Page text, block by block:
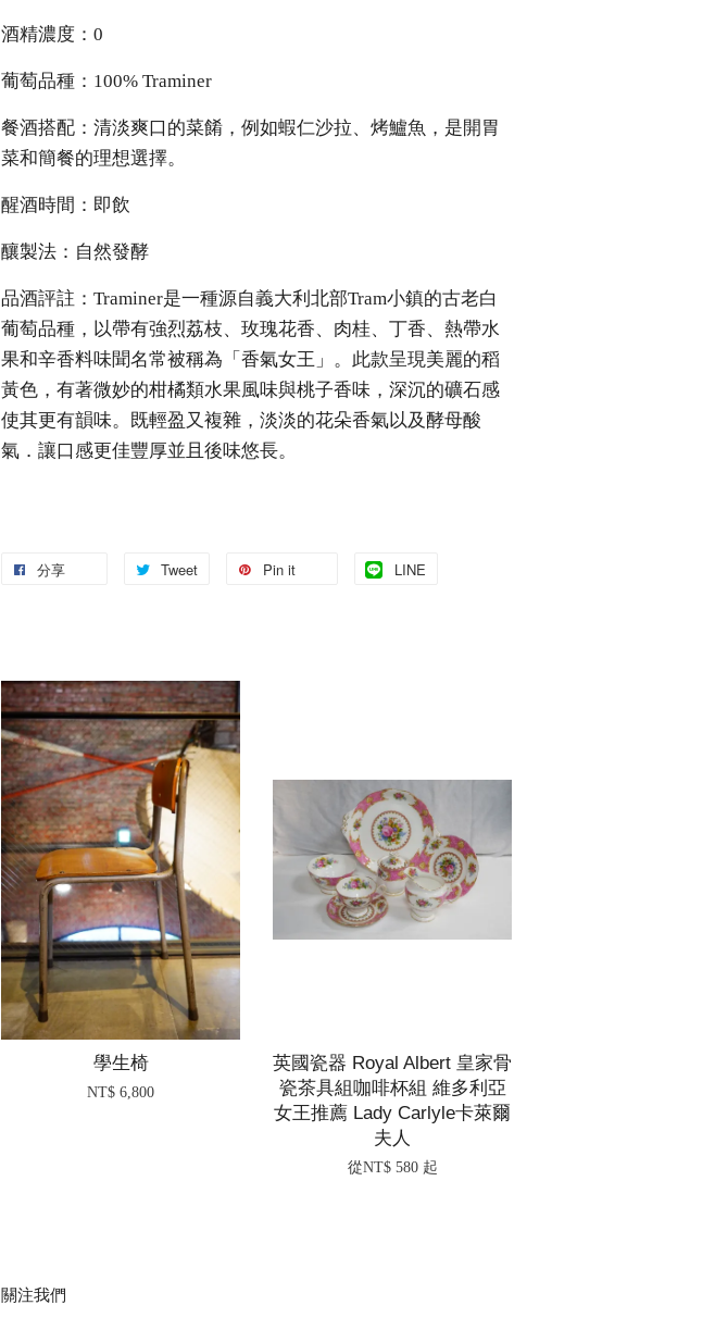
酒精濃度：0
葡萄品種：100% Traminer
餐酒搭配：清淡爽口的菜餚，例如蝦仁沙拉、烤鱸魚，是開胃
菜和簡餐的理想選擇。
醒酒時間：即飲
釀製法：自然發酵
品酒評註：Traminer是一種源自義大利北部Tram小鎮的古老白
葡萄品種，以帶有強烈荔枝、玫瑰花香、肉桂、丁香、熱帶水
果和辛香料味聞名常被稱為「香氣女王」。此款呈現美麗的稻
黃色，有著微妙的柑橘類水果風味與桃子香味，深沉的礦石感
使其更有韻味。既輕盈又複雜，淡淡的花朵香氣以及酵母酸
氣．讓口感更佳豐厚並且後味悠長。
分享 Tweet Pin it LINE
學生椅
NT$ 6,800
英國瓷器 Royal Albert 皇家骨
瓷茶具組咖啡杯組 維多利亞
女王推薦 Lady Carlyle卡萊爾
夫人
從NT$ 580 起
關注我們